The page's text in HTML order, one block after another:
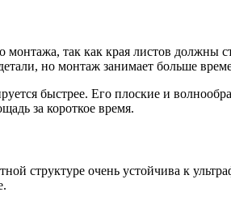
монтажа, так как края листов
но монтаж занимает больше
быстрее. Его плоские и
за короткое время.
структуре очень устойчива к